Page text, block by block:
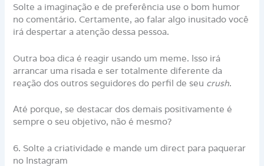
Solte a imaginação e de preferência use o bom humor
no comentário. Certamente, ao falar algo inusitado você
irá despertar a atenção dessa pessoa.
Outra boa dica é reagir usando um meme. Isso irá
arrancar uma risada e ser totalmente diferente da
reação dos outros seguidores do perfil de seu crush.
Até porque, se destacar dos demais positivamente é
sempre o seu objetivo, não é mesmo?
6. Solte a criatividade e mande um direct para paquerar
no Instagram